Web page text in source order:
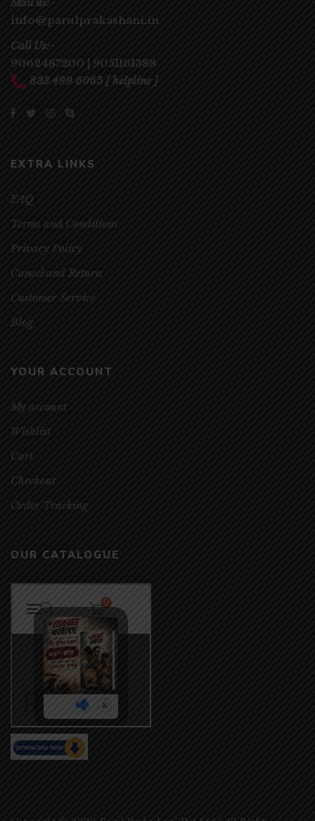
info@parulprakashani.in
Call Us:-
9062487200 | 9051161388
833 499 6065 [ helpline ]
EXTRA LINKS
FAQ
Terms and Conditions
Privacy Policy
Cancel and Return
Customer Service
Blog
YOUR ACCOUNT
My account
Wishlist
Cart
Checkout
Order Tracking
OUR CATALOGUE